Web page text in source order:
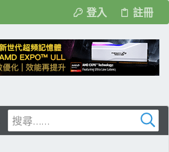
登入 註冊